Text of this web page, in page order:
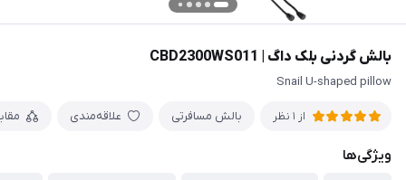
بالش گردنی بلک داگ | CBD2300WS011
Snail U-shaped pillow
از 1 نظر بالش مسافرتی علاقه‌مندی
ویژگی‌ها